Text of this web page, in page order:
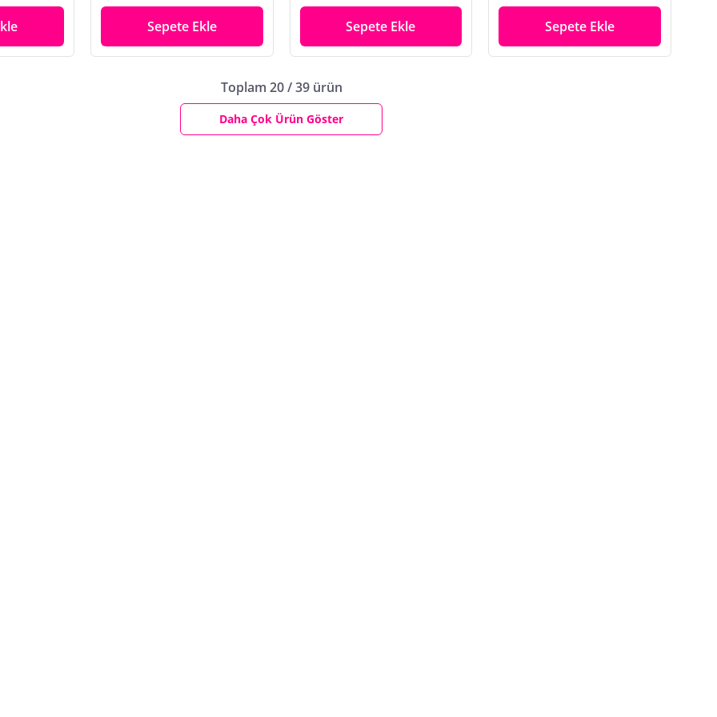
Sepete Ekle Sepete Ekle Sepete Ekle
Toplam 20 / 39 ürün
Daha Çok Ürün Göster